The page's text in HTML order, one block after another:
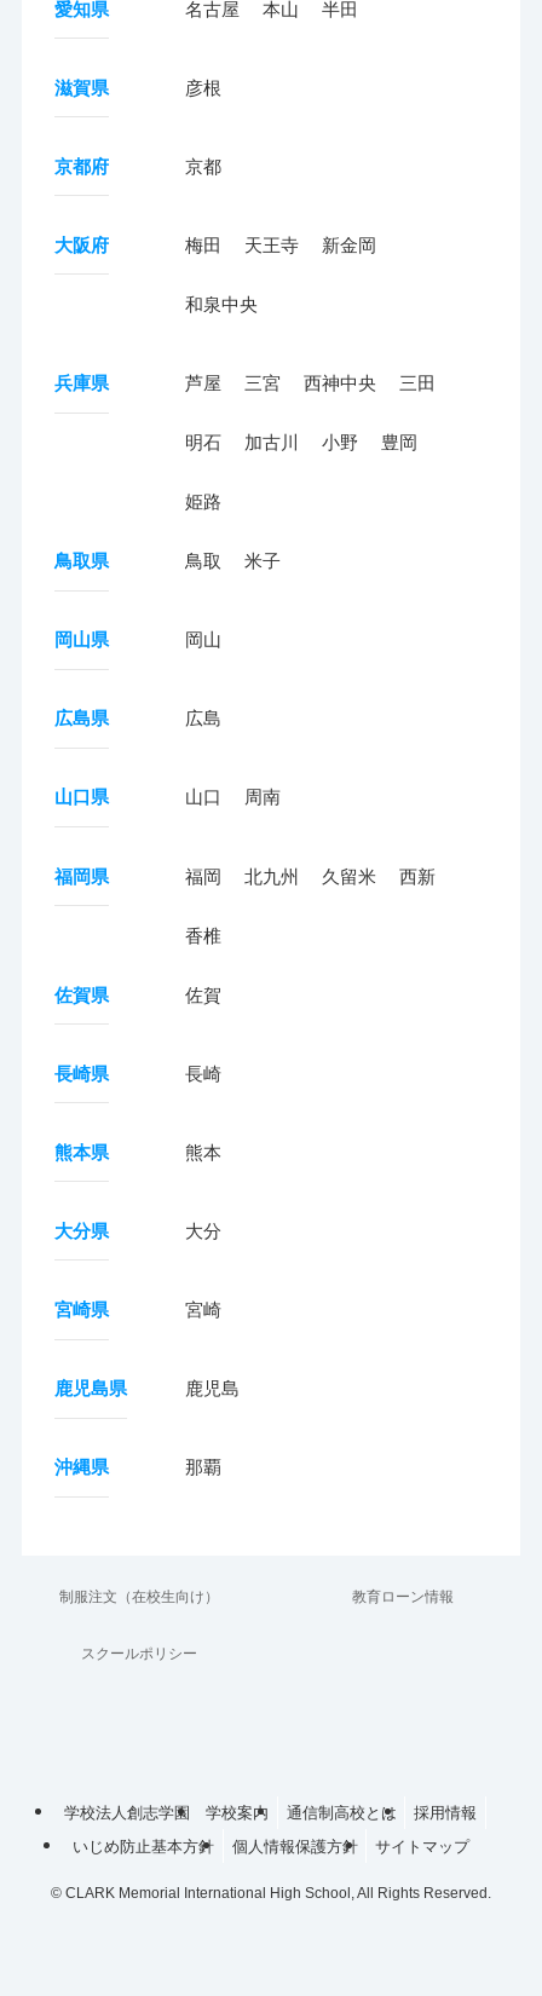
愛知県 名古屋 本山 半田
滋賀県 彦根
京都府 京都
大阪府 梅田 天王寺 新金岡
和泉中央
兵庫県 芦屋 三宮 西神中央 三田
明石 加古川 小野 豊岡
姫路
鳥取県 鳥取 米子
岡山県 岡山
広島県 広島
山口県 山口 周南
福岡県 福岡 北九州 久留米 西新
香椎
佐賀県 佐賀
長崎県 長崎
熊本県 熊本
大分県 大分
宮崎県 宮崎
鹿児島県 鹿児島
沖縄県 那覇
制服注文（在校生向け） 教育ローン情報
スクールポリシー
学校法人創志学園 学校案内 通信制高校とは
採用情報
いじめ防止基本方針
個人情報保護方針 サイトマップ
© CLARK Memorial International High School, All Rights Reserved.